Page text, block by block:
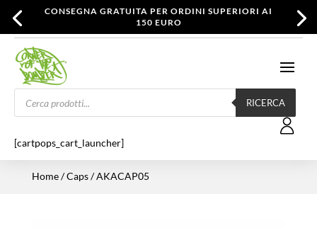
CONSEGNA GRATUITA PER ORDINI SUPERIORI AI
150 EURO
Products
search
RICERCA
[cartpops_cart_launcher]
Home/Caps/ AKACAP05